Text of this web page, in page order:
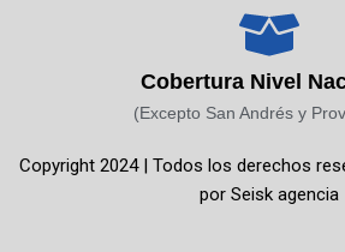
o
o
-
t
a
g
r
m
b
e
Cobertura Nivel
(Excepto San Andrés y
Copyright 2024 | Todos los derechos
por Seisk agencia